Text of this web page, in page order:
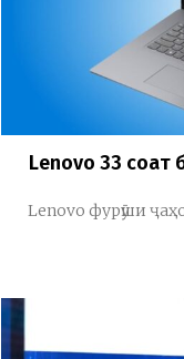
Lenovo 33 соат
Lenovo фурӯши